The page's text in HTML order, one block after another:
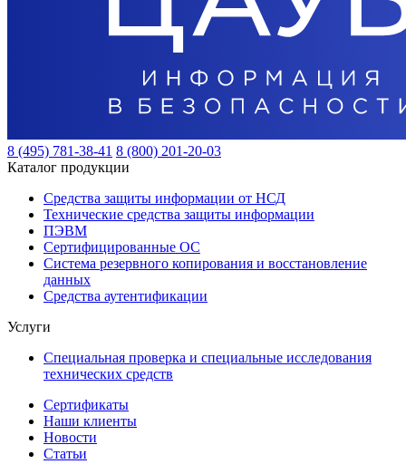
8 (495) 781-38-41 8 (800) 201-20-03
Каталог продукции
Средства защиты информации от НСД
Технические средства защиты информации
ПЭВМ
Сертифицированные ОС
Система резервного копирования и восстановление
данных
Средства аутентификации
Услуги
Специальная проверка и специальные исследования
технических средств
Сертификаты
Наши клиенты
Новости
Статьи